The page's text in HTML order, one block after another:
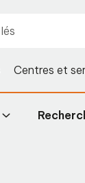
Centres et